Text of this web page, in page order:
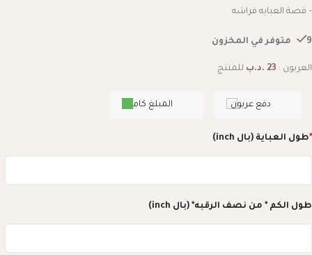
– قصة العبايه فراشه
9 متوفر في المخزون
العربون : 23 .د.ب للمنتج
المبلغ كامل دفع عربون
*طول العباية (بال inch)
طول الكم * من نصف الرقبه* (بال inch)